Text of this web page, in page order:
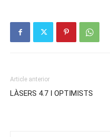
Article anterior
LÀSERS 4.7 I OPTIMISTS